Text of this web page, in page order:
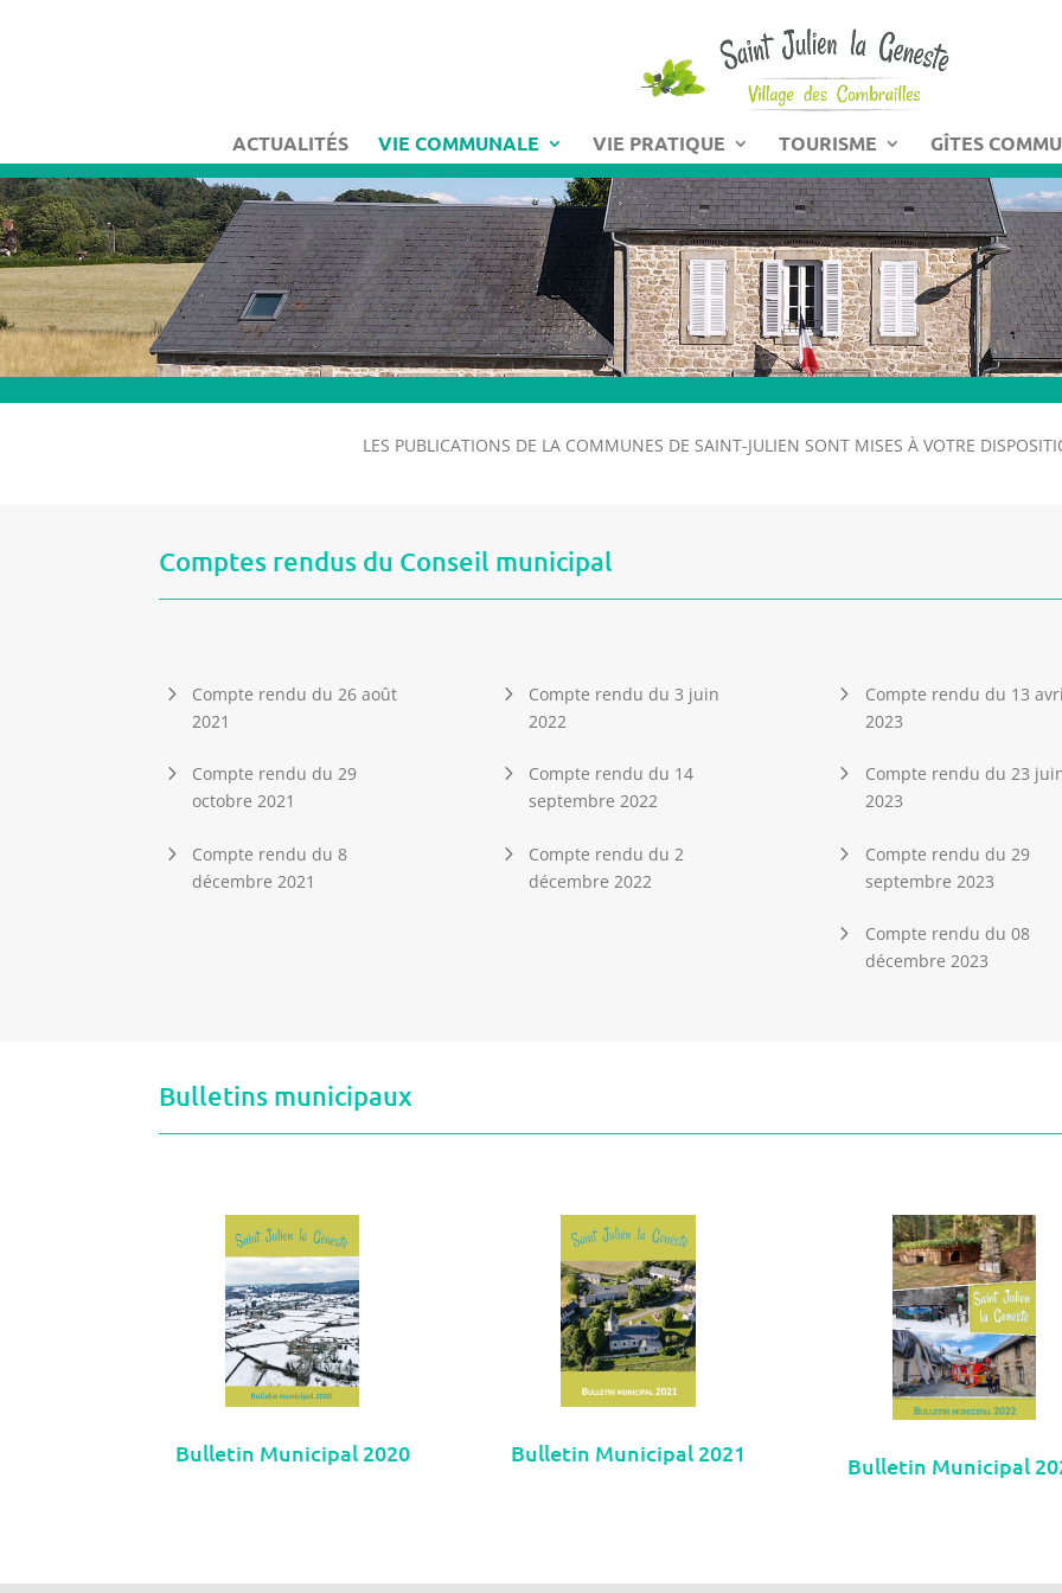
ACTUALITÉS VIE COMMUNALE VIE PRATIQUE TOURISME GÎTES
LES PUBLICATIONS DE LA COMMUNES DE SAINT-JULIEN SONT MISES À VOTRE
Comptes rendus du Conseil municipal
Compte rendu du 26 août
2021
Compte rendu du 29
octobre 2021
Compte rendu du 8
décembre 2021
Compte rendu du 3 juin
2022
Compte rendu du 14
septembre 2022
Compte rendu du 2
décembre 2022
Compte rendu du 13
2023
Compte rendu du 23
2023
Compte rendu du 29
septembre 2023
Compte rendu du 08
décembre 2023
Bulletins municipaux
Bulletin Municipal 2020 Bulletin Municipal 2021 Bulletin Municipal